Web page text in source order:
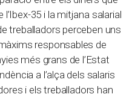
35 i la mitjana salarial
treballadors perceben uns
responsables de
més grans de l’Estat
a l’alça dels salaris
i els treballadors han